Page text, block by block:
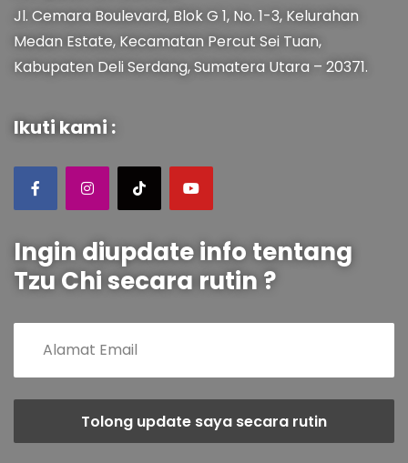
Jl. Cemara Boulevard, Blok G 1, No. 1-3, Kelurahan
Medan Estate, Kecamatan Percut Sei Tuan,
Kabupaten Deli Serdang, Sumatera Utara – 20371.
Ikuti kami :
Ingin diupdate info tentang
Tzu Chi secara rutin ?